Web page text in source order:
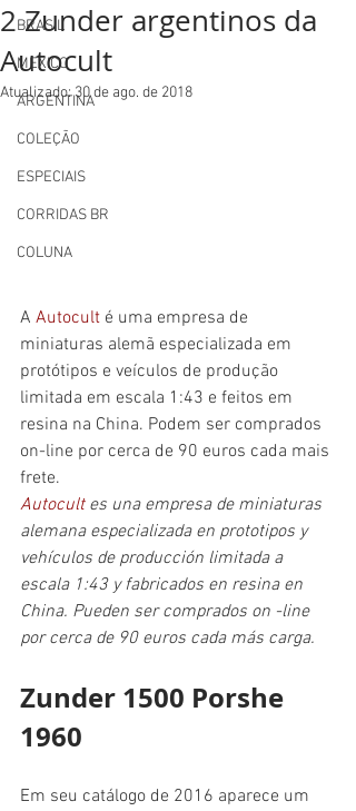
BRASIL
MEXICO
ARGENTINA
COLEÇÃO
ESPECIAIS
CORRIDAS BR
COLUNA
2 Zunder argentinos da
Autocult
Atualizado:30 de ago. de 2018
A Autocult é uma empresa de
miniaturas alemã especializada em
protótipos e veículos de produção
limitada em escala 1:43 e feitos em
resina na China. Podem ser comprados
on-line por cerca de 90 euros cada mais
frete.
Autocult es una empresa de miniaturas
alemana especializada en prototipos y
vehículos de producción limitada a
escala 1:43 y fabricados en resina en
China. Pueden ser comprados on -line
por cerca de 90 euros cada más carga.
Zunder 1500 Porshe
1960
Em seu catálogo de 2016 aparece um